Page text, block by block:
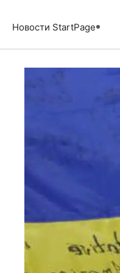
содержимому
Новости StartPage